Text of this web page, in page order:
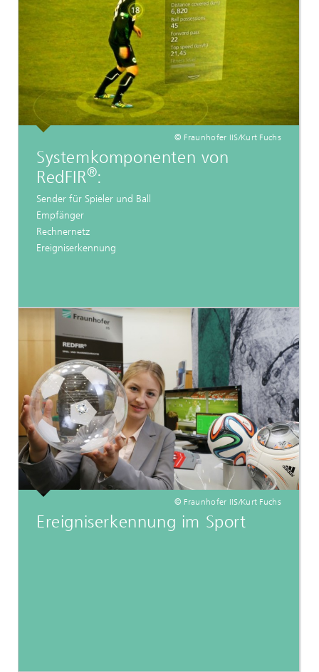
© Fraunhofer IIS/Kurt Fuchs
Systemkomponenten von
RedFIR®:
Sender für Spieler und Ball
Empfänger
Rechnernetz
Ereigniserkennung
© Fraunhofer IIS/Kurt Fuchs
Ereigniserkennung im Sport